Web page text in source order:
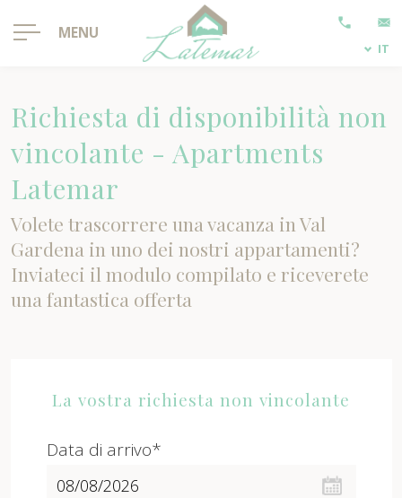
MENU
IT
Richiesta di disponibilità non
vincolante - Apartments
Latemar
Volete trascorrere una vacanza in Val
Gardena in uno dei nostri appartamenti?
Inviateci il modulo compilato e riceverete
una fantastica offerta
La vostra richiesta non vincolante
Data di arrivo*